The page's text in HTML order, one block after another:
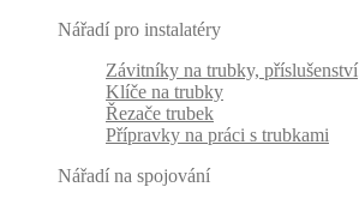
Nářadí pro instalatéry
Závitníky na trubky, příslušenství
Klíče na trubky
Řezače trubek
Přípravky na práci s trubkami
Nářadí na spojování